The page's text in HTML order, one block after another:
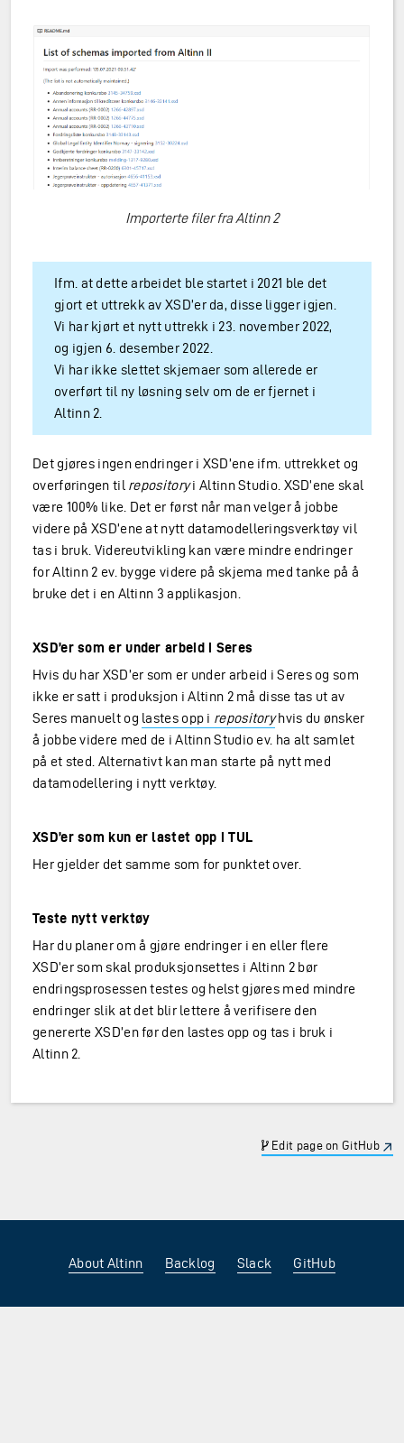
Importerte filer fra Altinn 2
Ifm. at dette arbeidet ble startet i 2021 ble det
gjort et uttrekk av XSD’er da, disse ligger igjen.
Vi har kjørt et nytt uttrekk i 23. november 2022,
og igjen 6. desember 2022.
Vi har ikke slettet skjemaer som allerede er
overført til ny løsning selv om de er fjernet i
Altinn 2.
Det gjøres ingen endringer i XSD’ene ifm. uttrekket og
overføringen til repositoryi Altinn Studio. XSD’ene skal
være 100% like. Det er først når man velger å jobbe
videre på XSD’ene at nytt datamodelleringsverktøy vil
tas i bruk. Videreutvikling kan være mindre endringer
for Altinn 2 ev. bygge videre på skjema med tanke på å
bruke det i en Altinn 3 applikasjon.
XSD’er som er under arbeid i Seres
Hvis du har XSD’er som er under arbeid i Seres og som
ikke er satt i produksjon i Altinn 2 må disse tas ut av
Seres manuelt og lastes opp i repositoryhvis du ønsker
å jobbe videre med de i Altinn Studio ev. ha alt samlet
på et sted. Alternativt kan man starte på nytt med
datamodellering i nytt verktøy.
XSD’er som kun er lastet opp i TUL
Her gjelder det samme som for punktet over.
Teste nytt verktøy
Har du planer om å gjøre endringer i en eller flere
XSD’er som skal produksjonsettes i Altinn 2 bør
endringsprosessen testes og helst gjøres med mindre
endringer slik at det blir lettere å verifisere den
genererte XSD’en før den lastes opp og tas i bruk i
Altinn 2.
Edit page on GitHub
About Altinn Backlog Slack GitHub